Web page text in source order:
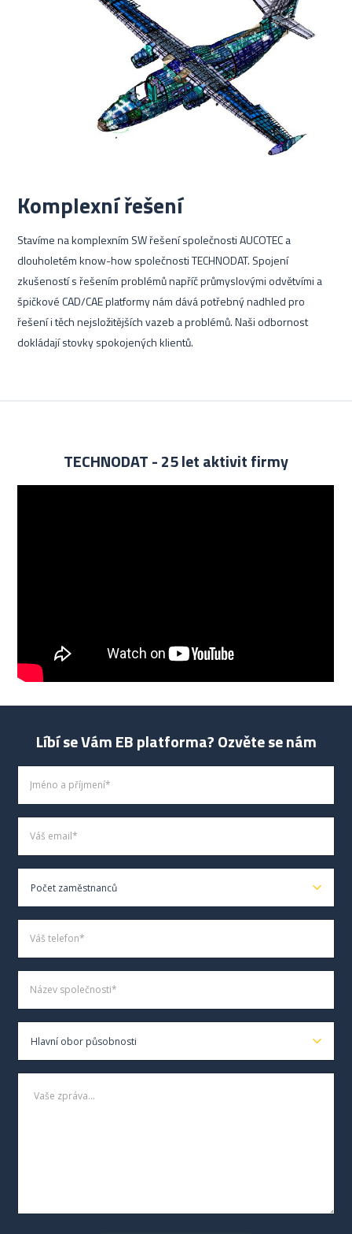
Komplexní řešení
Stavíme na komplexním SW řešení společnosti AUCOTEC a
dlouholetém know-how společnosti TECHNODAT. Spojení
zkušeností s řešením problémů napříč průmyslovými odvětvími a
špičkové CAD/CAE platformy nám dává potřebný nadhled pro
řešení i těch nejsložitějších vazeb a problémů. Naši odbornost
dokládají stovky spokojených klientů.
TECHNODAT - 25 let aktivit firmy
Líbí se Vám EB platforma? Ozvěte se nám